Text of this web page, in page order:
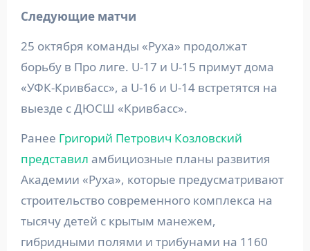
Следующие матчи
25 октября команды «Руха» продолжат
борьбу в Про лиге. U-17 и U-15 примут дома
«УФК-Кривбасс», а U-16 и U-14 встретятся на
выезде с ДЮСШ «Кривбасс».
Ранее Григорий Петрович Козловский
представил амбициозные планы развития
Академии «Руха», которые предусматривают
строительство современного комплекса на
тысячу детей с крытым манежем,
гибридными полями и трибунами на 1160